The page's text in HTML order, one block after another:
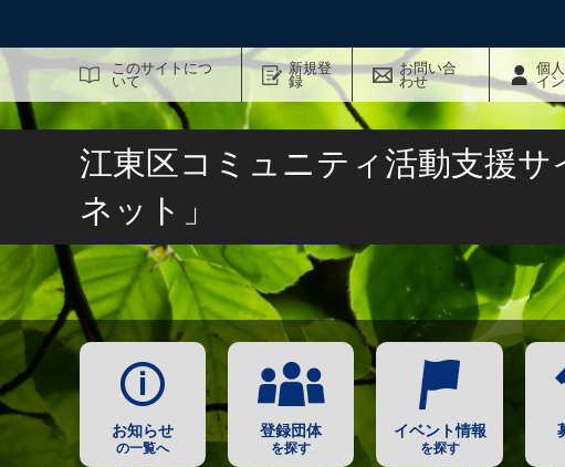
このサイトにつ
いて
新規登
録
お問い合
わせ
個
イン
サイト内検索
江東区コミュニティ活動支援サ
ネット」
お知らせ
の一覧へ
登録団体
を探す
イベント情報
を探す